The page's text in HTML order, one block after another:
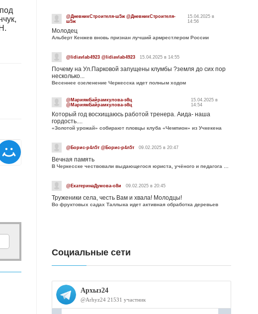
@ДневникСтроителя-ш5ж @ДневникСтроителя-
ш5ж
15.04.2025 в
14:56
Молодец
Альберт Кенжев вновь признан лучший армрестлером России
@lidiavlab4923 @lidiavlab4923 15.04.2025 в 14:55
Почему на Ул.Парковой запущены клумбы ?земля до сих пор
несколько...
Весеннее озеленение Черкесска идет полным ходом
@МариямБайрамкулова-э8ц
@МариямБайрамкулова-э8ц
15.04.2025 в
14:54
Который год восхищаюсь работой тренера. Аида- наша
гордость....
«Золотой урожай» собирают пловцы клуба «Чемпион» из Учкекена
@Борис-р4л5т @Борис-р4л5т 09.02.2025 в 20:47
Вечная память
@ЕкатеринаДумова-о8и 09.02.2025 в 20:45
Труженики села, честь Вам и хвала! Молодцы!
Во фруктовых садах Таллыка идет активная обработка деревьев
Социальные сети